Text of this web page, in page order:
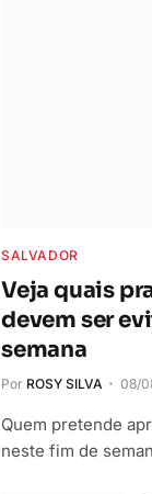
SALVADOR
Veja quais
devem ser
semana
Por ROSY SILVA 08/
Quem pretende
neste fim de